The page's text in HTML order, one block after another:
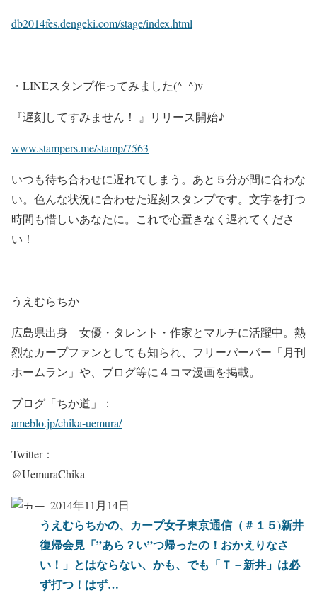
db2014fes.dengeki.com/stage/index.html
・LINEスタンプ作ってみました(^_^)v
『遅刻してすみません！ 』リリース開始♪
www.stampers.me/stamp/7563
いつも待ち合わせに遅れてしまう。あと５分が間に合わな
い。色んな状況に合わせた遅刻スタンプです。文字を打つ
時間も惜しいあなたに。これで心置きなく遅れてくださ
い！
うえむらちか
広島県出身 女優・タレント・作家とマルチに活躍中。熱
烈なカープファンとしても知られ、フリーパーパー「月刊
ホームラン」や、ブログ等に４コマ漫画を掲載。
ブログ「ちか道」：
ameblo.jp/chika-uemura/
Twitter：
@UemuraChika
2014年11月14日
うえむらちかの、カープ女子東京通信（＃１５)新井
復帰会見「”あら？い”つ帰ったの！おかえりなさ
い！」とはならない、かも、でも「Ｔ－新井」は必
ず打つ！はず…